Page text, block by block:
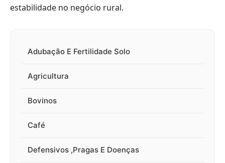
estabilidade no negócio rural.
Adubação E Fertilidade Solo
Agricultura
Bovinos
Café
Defensivos ,Pragas E Doenças